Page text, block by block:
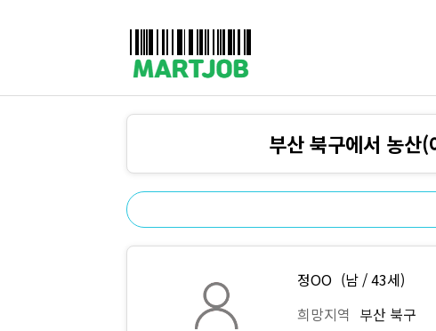
유통매장전용 임대·매매정보
식자재가격정보
농산/야채청과직원채용정보
부산 북구에서 농산
정OO (남 / 43세)
희망지역 부산 북구